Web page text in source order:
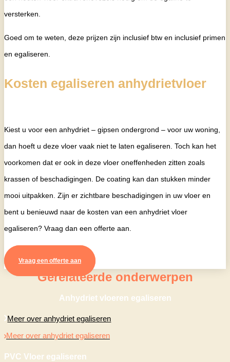
versterken.
Goed om te weten, deze prijzen zijn inclusief btw en inclusief primen
en egaliseren.
Kosten egaliseren anhydrietvloer
Kiest u voor een anhydriet – gipsen ondergrond – voor uw woning,
dan hoeft u deze vloer vaak niet te laten egaliseren. Toch kan het
voorkomen dat er ook in deze vloer oneffenheden zitten zoals
krassen of beschadigingen. De coating kan dan stukken minder
mooi uitpakken. Zijn er zichtbare beschadigingen in uw vloer en
bent u benieuwd naar de kosten van een anhydriet vloer
egaliseren? Vraag dan een offerte aan.
Vraag een offerte aan
Gerelateerde onderwerpen
Anhydriet vloeren egaliseren
Meer over anhydriet egaliseren
Meer over anhydriet egaliseren
PVC Vloer egaliseren